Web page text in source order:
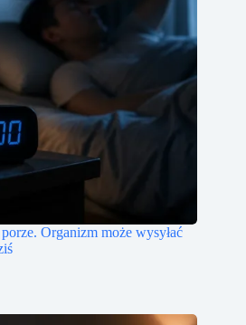
Organizm może wysyłać